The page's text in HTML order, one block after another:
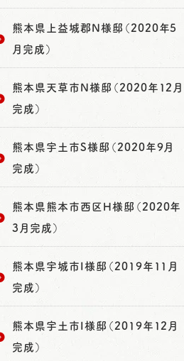
熊本県上益城郡N様邸（2020年5
月完成）
熊本県天草市N様邸（2020年12月
完成）
熊本県宇土市S様邸（2020年9月
完成）
熊本県熊本市西区H様邸（2020年
3月完成）
熊本県宇城市I様邸（2019年11月
完成）
熊本県宇土市I様邸（2019年12月
完成）